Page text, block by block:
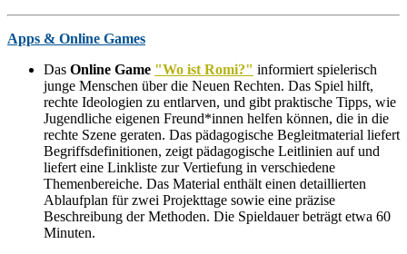
Apps & Online Games
Das Online Game "Wo ist Romi?" informiert spielerisch
junge Menschen über die Neuen Rechten. Das Spiel hilft,
rechte Ideologien zu entlarven, und gibt praktische Tipps, wie
Jugendliche eigenen Freund*innen helfen können, die in die
rechte Szene geraten. Das pädagogische Begleitmaterial liefert
Begriffsdefinitionen, zeigt pädagogische Leitlinien auf und
liefert eine Linkliste zur Vertiefung in verschiedene
Themenbereiche. Das Material enthält einen detaillierten
Ablaufplan für zwei Projekttage sowie eine präzise
Beschreibung der Methoden. Die Spieldauer beträgt etwa 60
Minuten.